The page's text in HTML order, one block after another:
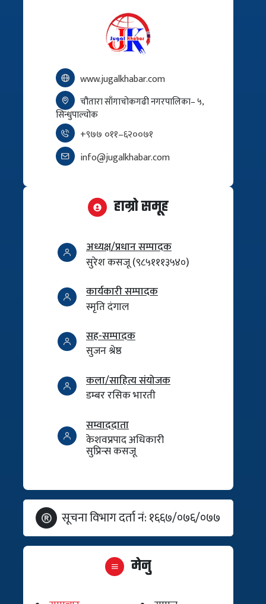
www.jugalkhabar.com
चौतारा साँगाचोकगढी नगरपालिका– ५,
सिन्धुपाल्चोक
+९७७ ०११–६२००७१
info@jugalkhabar.com
हाम्रो समूह
अध्यक्ष/प्रधान सम्पादक
सुरेश कसजू (९८५१११३५४०)
कार्यकारी सम्पादक
स्मृति दंगाल
सह-सम्पादक
सुजन श्रेष्ठ
कला/साहित्य संयोजक
डम्बर रसिक भारती
सम्वाददाता
केशवप्रपाद अधिकारी
सुप्रिन्स कसजू
सूचना विभाग दर्ता नं: १६६७/०७६/०७७
मेनु